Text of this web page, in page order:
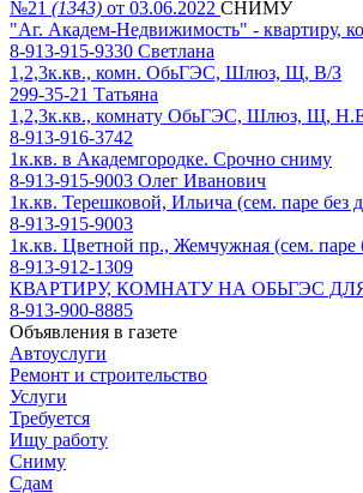
№21 (1343) от 03.06.2022 СНИМУ
"Аг. Академ-Недвижимость" - квартиру,
8-913-915-9330 Светлана
1,2,3к.кв., комн. ОбьГЭС, Шлюз, Щ, В/З
299-35-21 Татьяна
1,2,3к.кв., комнату ОбьГЭС, Шлюз, Щ,
8-913-916-3742
1к.кв. в Академгородке. Срочно сниму
8-913-915-9003 Олег Иванович
1к.кв. Терешковой, Ильича (сем. паре без
8-913-915-9003
1к.кв. Цветной пр., Жемчужная (сем. паре
8-913-912-1309
КВАРТИРУ, КОМНАТУ НА ОБЬГЭС
8-913-900-8885
Объявления в газете
Автоуслуги
Ремонт и строительство
Услуги
Требуется
Ищу работу
Сниму
Сдам